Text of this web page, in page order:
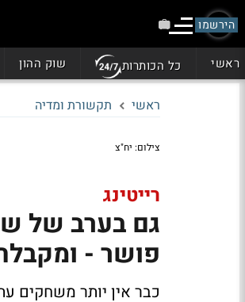
הירשמו
ראשי כל הכותרות שוק ההון
ראשי תקשורת ומדיה
צילום: יח"צ
רייטינג
גם בערב של
פושר - ומקבלת